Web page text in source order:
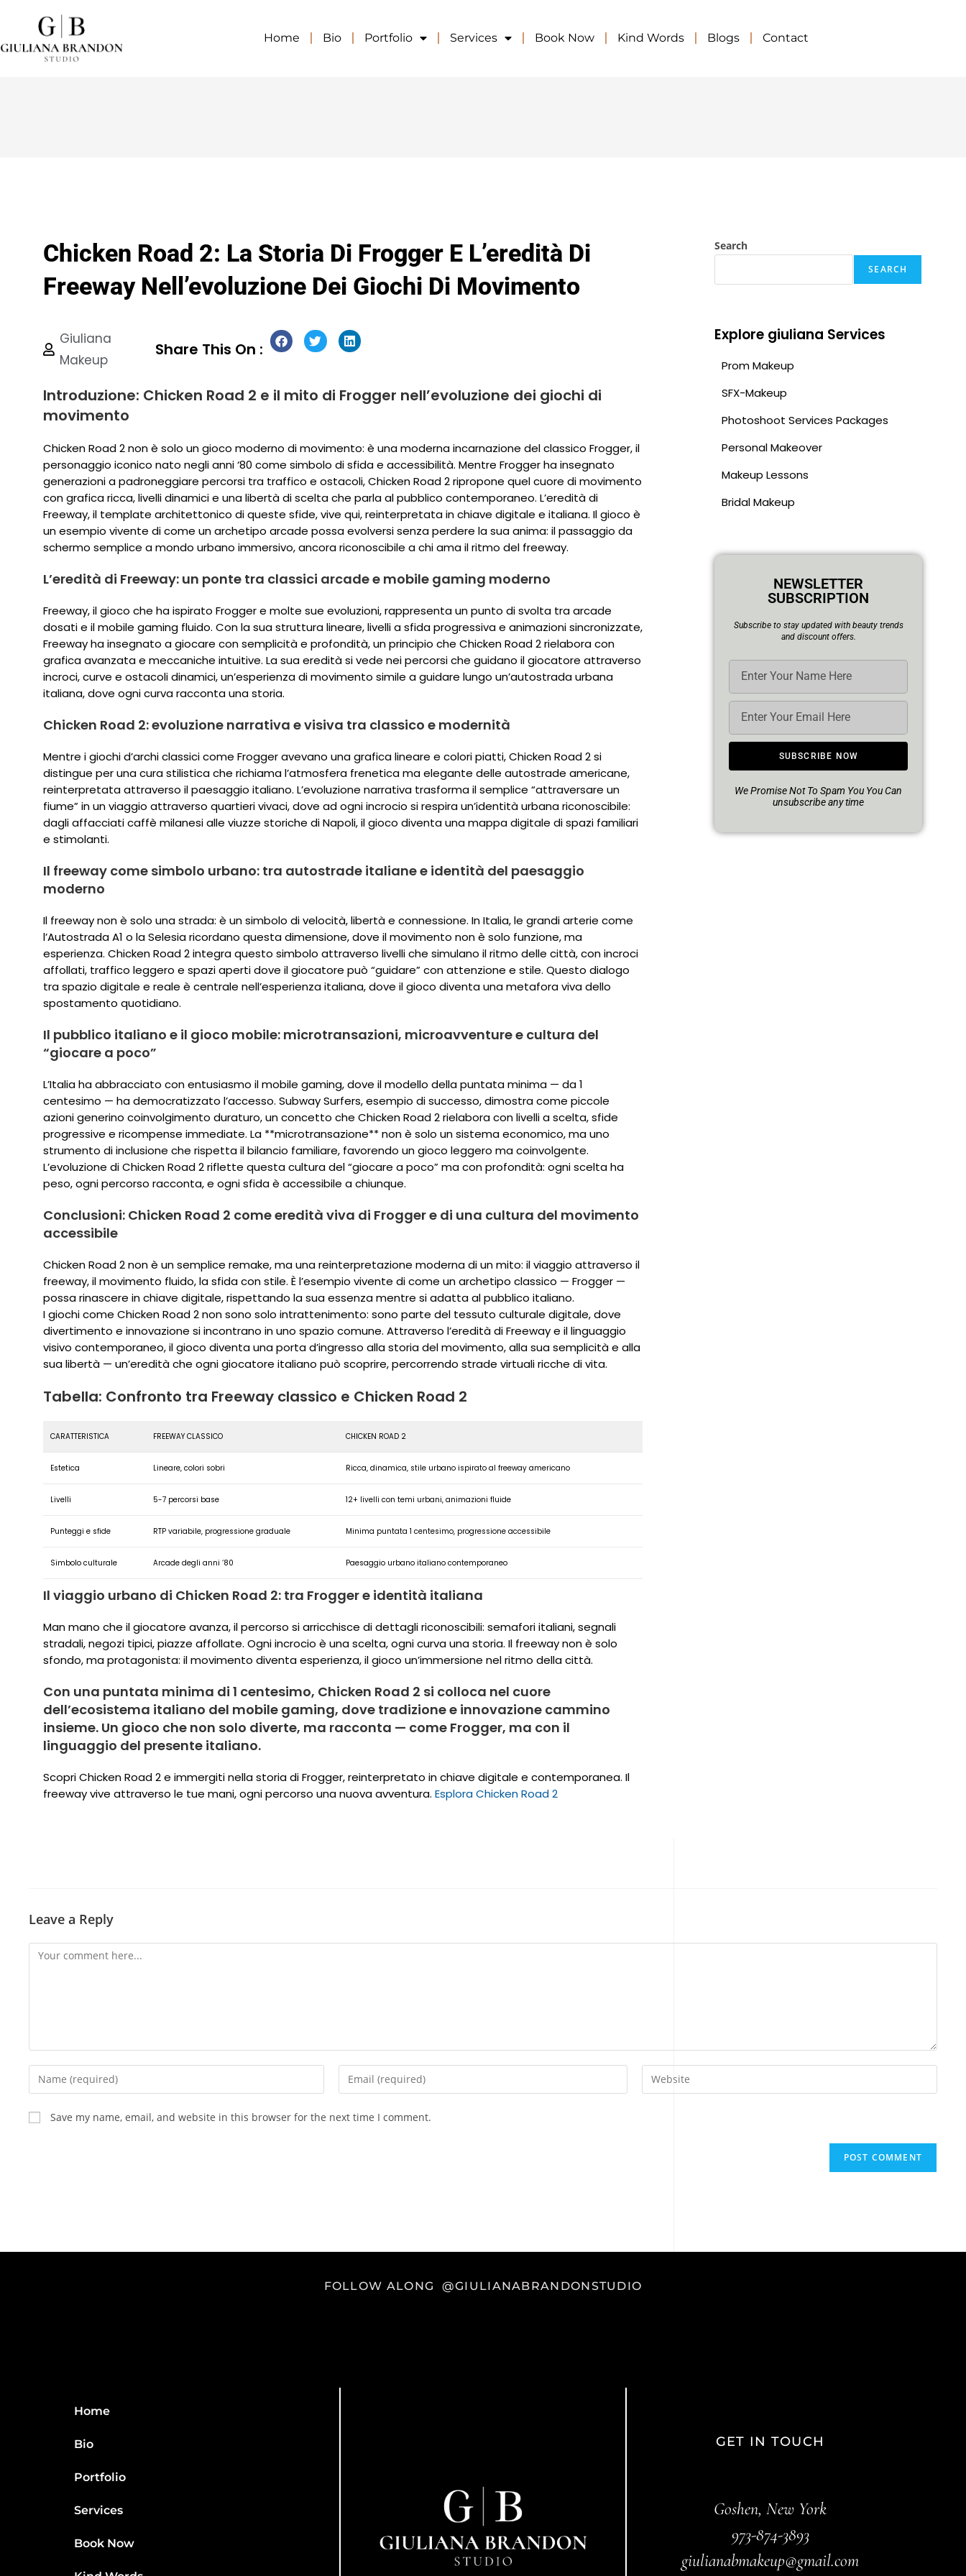
Home Bio Portfolio Services Book Now Kind Words Blogs Contact
Chicken Road 2: La Storia Di Frogger E L’eredità Di
Freeway Nell’evoluzione Dei Giochi Di Movimento
Giuliana
Makeup
Share This On :
Introduzione: Chicken Road 2 e il mito di Frogger nell’evoluzione dei giochi di
movimento
Chicken Road 2 non è solo un gioco moderno di movimento: è una moderna incarnazione del classico Frogger, il
personaggio iconico nato negli anni ‘80 come simbolo di sfida e accessibilità. Mentre Frogger ha insegnato
generazioni a padroneggiare percorsi tra traffico e ostacoli, Chicken Road 2 ripropone quel cuore di movimento
con grafica ricca, livelli dinamici e una libertà di scelta che parla al pubblico contemporaneo. L’eredità di
Freeway, il template architettonico di queste sfide, vive qui, reinterpretata in chiave digitale e italiana. Il gioco è
un esempio vivente di come un archetipo arcade possa evolversi senza perdere la sua anima: il passaggio da
schermo semplice a mondo urbano immersivo, ancora riconoscibile a chi ama il ritmo del freeway.
L’eredità di Freeway: un ponte tra classici arcade e mobile gaming moderno
Freeway, il gioco che ha ispirato Frogger e molte sue evoluzioni, rappresenta un punto di svolta tra arcade
dosati e il mobile gaming fluido. Con la sua struttura lineare, livelli a sfida progressiva e animazioni sincronizzate,
Freeway ha insegnato a giocare con semplicità e profondità, un principio che Chicken Road 2 rielabora con
grafica avanzata e meccaniche intuitive. La sua eredità si vede nei percorsi che guidano il giocatore attraverso
incroci, curve e ostacoli dinamici, un’esperienza di movimento simile a guidare lungo un’autostrada urbana
italiana, dove ogni curva racconta una storia.
Chicken Road 2: evoluzione narrativa e visiva tra classico e modernità
Mentre i giochi d’archi classici come Frogger avevano una grafica lineare e colori piatti, Chicken Road 2 si
distingue per una cura stilistica che richiama l’atmosfera frenetica ma elegante delle autostrade americane,
reinterpretata attraverso il paesaggio italiano. L’evoluzione narrativa trasforma il semplice “attraversare un
fiume” in un viaggio attraverso quartieri vivaci, dove ad ogni incrocio si respira un’identità urbana riconoscibile:
dagli affacciati caffè milanesi alle viuzze storiche di Napoli, il gioco diventa una mappa digitale di spazi familiari
e stimolanti.
Il freeway come simbolo urbano: tra autostrade italiane e identità del paesaggio
moderno
Il freeway non è solo una strada: è un simbolo di velocità, libertà e connessione. In Italia, le grandi arterie come
l’Autostrada A1 o la Selesia ricordano questa dimensione, dove il movimento non è solo funzione, ma
esperienza. Chicken Road 2 integra questo simbolo attraverso livelli che simulano il ritmo delle città, con incroci
affollati, traffico leggero e spazi aperti dove il giocatore può “guidare” con attenzione e stile. Questo dialogo
tra spazio digitale e reale è centrale nell’esperienza italiana, dove il gioco diventa una metafora viva dello
spostamento quotidiano.
Il pubblico italiano e il gioco mobile: microtransazioni, microavventure e cultura del
“giocare a poco”
L’Italia ha abbracciato con entusiasmo il mobile gaming, dove il modello della puntata minima — da 1
centesimo — ha democratizzato l’accesso. Subway Surfers, esempio di successo, dimostra come piccole
azioni generino coinvolgimento duraturo, un concetto che Chicken Road 2 rielabora con livelli a scelta, sfide
progressive e ricompense immediate. La **microtransazione** non è solo un sistema economico, ma uno
strumento di inclusione che rispetta il bilancio familiare, favorendo un gioco leggero ma coinvolgente.
L’evoluzione di Chicken Road 2 riflette questa cultura del “giocare a poco” ma con profondità: ogni scelta ha
peso, ogni percorso racconta, e ogni sfida è accessibile a chiunque.
Conclusioni: Chicken Road 2 come eredità viva di Frogger e di una cultura del movimento
accessibile
Chicken Road 2 non è un semplice remake, ma una reinterpretazione moderna di un mito: il viaggio attraverso il
freeway, il movimento fluido, la sfida con stile. È l’esempio vivente di come un archetipo classico — Frogger —
possa rinascere in chiave digitale, rispettando la sua essenza mentre si adatta al pubblico italiano.
I giochi come Chicken Road 2 non sono solo intrattenimento: sono parte del tessuto culturale digitale, dove
divertimento e innovazione si incontrano in uno spazio comune. Attraverso l’eredità di Freeway e il linguaggio
visivo contemporaneo, il gioco diventa una porta d’ingresso alla storia del movimento, alla sua semplicità e alla
sua libertà — un’eredità che ogni giocatore italiano può scoprire, percorrendo strade virtuali ricche di vita.
Tabella: Confronto tra Freeway classico e Chicken Road 2
CARATTERISTICA FREEWAY CLASSICO CHICKEN ROAD 2
Estetica Lineare, colori sobri Ricca, dinamica, stile urbano ispirato al freeway americano
Livelli 5-7 percorsi base 12+ livelli con temi urbani, animazioni fluide
Punteggi e sfide RTP variabile, progressione graduale Minima puntata 1 centesimo, progressione accessibile
Simbolo culturale Arcade degli anni ‘80 Paesaggio urbano italiano contemporaneo
Il viaggio urbano di Chicken Road 2: tra Frogger e identità italiana
Man mano che il giocatore avanza, il percorso si arricchisce di dettagli riconoscibili: semafori italiani, segnali
stradali, negozi tipici, piazze affollate. Ogni incrocio è una scelta, ogni curva una storia. Il freeway non è solo
sfondo, ma protagonista: il movimento diventa esperienza, il gioco un’immersione nel ritmo della città.
Con una puntata minima di 1 centesimo, Chicken Road 2 si colloca nel cuore
dell’ecosistema italiano del mobile gaming, dove tradizione e innovazione cammino
insieme. Un gioco che non solo diverte, ma racconta — come Frogger, ma con il
linguaggio del presente italiano.
Scopri Chicken Road 2 e immergiti nella storia di Frogger, reinterpretato in chiave digitale e contemporanea. Il
freeway vive attraverso le tue mani, ogni percorso una nuova avventura. Esplora Chicken Road 2
Search
SEARCH
Explore giuliana Services
Prom Makeup
SFX-Makeup
Photoshoot Services Packages
Personal Makeover
Makeup Lessons
Bridal Makeup
NEWSLETTER
SUBSCRIPTION
Subscribe to stay updated with beauty trends
and discount offers.
SUBSCRIBE NOW
We Promise Not To Spam You You Can
unsubscribe any time
Leave a Reply
Save my name, email, and website in this browser for the next time I comment.
FOLLOW ALONG @GIULIANABRANDONSTUDIO
Home
Bio
Portfolio
Services
Book Now
GET IN TOUCH
Goshen, New York
973-874-3893
giulianabmakeup@gmail.com